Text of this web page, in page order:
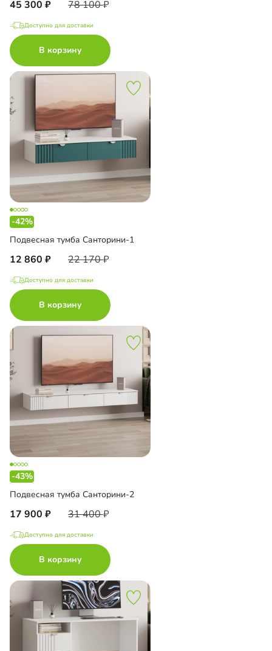
45 300 78 100
Доступно для доставки
В корзину
-42%
Подвесная тумба Санторини-1
12 860 22 170
Доступно для доставки
В корзину
-43%
Подвесная тумба Санторини-2
17 900 31 400
Доступно для доставки
В корзину